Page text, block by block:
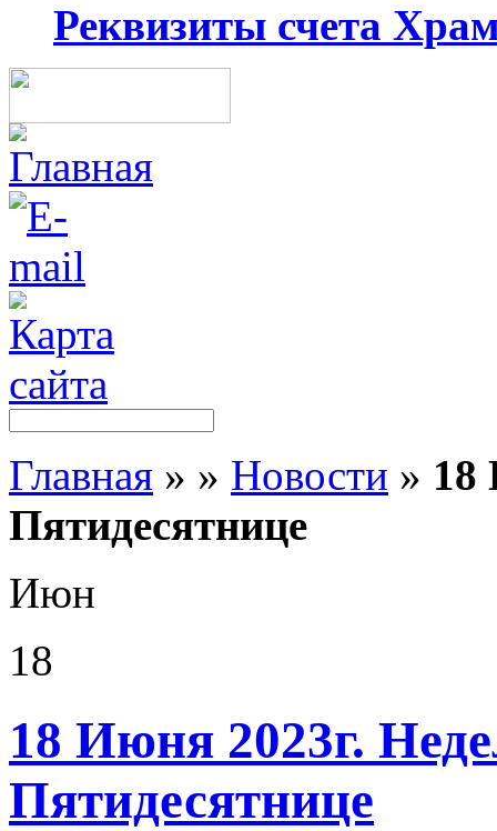
Реквизиты счета
Главная » » Новости » 18
Пятидесятнице
Июн
18
18 Июня 2023г.
Пятидесятнице